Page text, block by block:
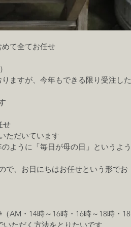
て全てお任せ
ますが、今年もできる限り受注した
せ
ただいています
ように「毎日が母の日」というよう
で、お日にちはお任せという形でお
AM・14時～16時・16時～18時・18
いただく方法をとりたいです